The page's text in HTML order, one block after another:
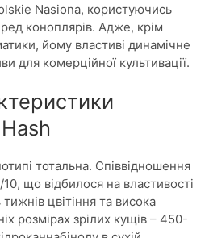
Nasiona, користуючись
коноплярів. Адже, крім
йому властиві динамічне
для комерційної культивації.
тотальна. Співвідношення
що відбилося на властивості
цвітіння та висока
розмірах зрілих кущів – 450-